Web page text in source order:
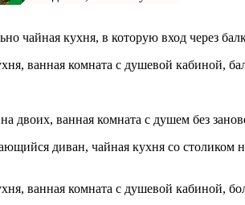
чайная кухня, в которую вход через
ванная комната с душевой кабиной,
двоих, ванная комната с душем без
диван, чайная кухня со столиком
ванная комната с душевой кабиной,